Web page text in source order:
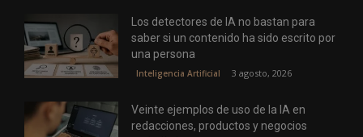
Los detectores de IA no bastan para
saber si un contenido ha sido escrito por
una persona
Inteligencia Artificial 3 agosto, 2026
Veinte ejemplos de uso de la IA en
redacciones, productos y negocios